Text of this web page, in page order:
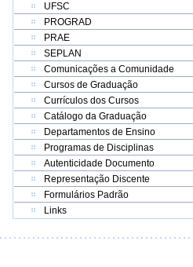
UFSC
PROGRAD
PRAE
SEPLAN
Comunicações a Comunidade
Cursos de Graduação
Currículos dos Cursos
Catálogo da Graduação
Departamentos de Ensino
Programas de Disciplinas
Autenticidade Documento
Representação Discente
Formulários Padrão
Links